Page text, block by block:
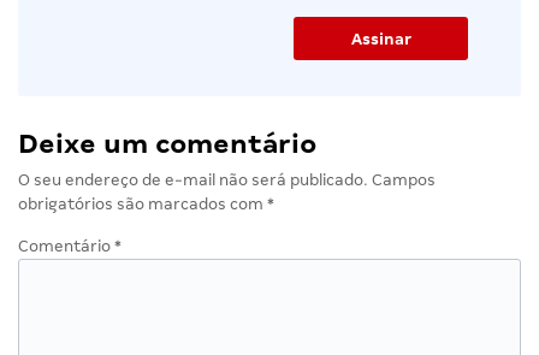
Deixe um comentário
O seu endereço de e-mail não será publicado. Campos
obrigatórios são marcados com *
Comentário *